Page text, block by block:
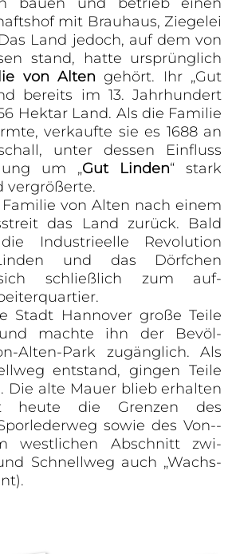
mit Brauhaus, Ziegelei
Land jedoch, auf dem von
stand, hatte ursprünglich
von Alten gehört. Ihr „Gut
bereits im 13. Jahrhundert
Hektar Land. Als die Fa­milie
verkaufte sie es 1688 an
unter dessen Einfluss
um „Gut Linden“ stark
vergrößerte.
Familie von Alten nach einem
das Land zu­rück. Bald
Industrieelle Revolution
und das Dörf­chen
schließlich zum auf­
Stadt Hannover große Teile
machte ihn der Bevöl­
Alten-Park zugänglich. Als
entstand, gingen Teile
Die alte Mauer blieb er­halten
heute die Grenzen des
sowie des Von-­
westlichen Abschnitt zwi­
Schnellweg auch „Wachs­